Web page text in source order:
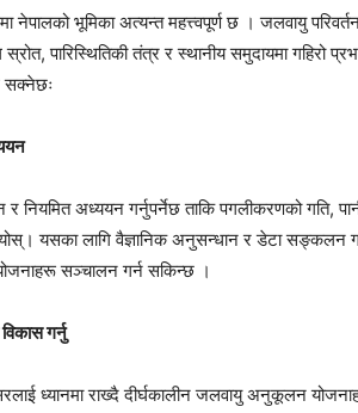
नेपालको भूमिका अत्यन्त महत्त्वपूर्ण छ । जलवायु
पारिस्थितिकी तंत्र र स्थानीय समुदायमा गहिरो
सक्नेछः
अध्ययन गर्नुपर्नेछ ताकि पगलीकरणको गति,
यसका लागि वैज्ञानिक अनुसन्धान र डेटा सङ्कलन
सञ्चालन गर्न सकिन्छ ।
गर्नु
ध्यानमा राख्दै दीर्घकालीन जलवायु अनुकूलन